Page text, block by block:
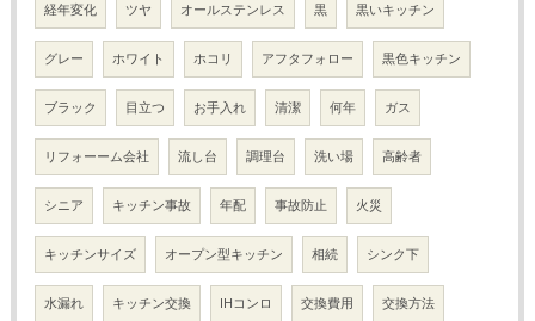
経年変化 ツヤ オールステンレス 黒 黒いキッチン
グレー ホワイト ホコリ アフタフォロー 黒色キッチン
ブラック 目立つ お手入れ 清潔 何年 ガス
リフォーーム会社 流し台 調理台 洗い場 高齢者
シニア キッチン事故 年配 事故防止 火災
キッチンサイズ オープン型キッチン 相続 シンク下
水漏れ キッチン交換 IHコンロ 交換費用 交換方法